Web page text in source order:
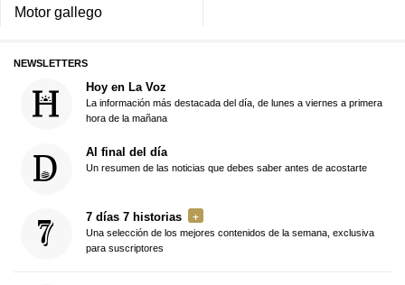
Motor gallego
NEWSLETTERS
Hoy en La Voz
La información más destacada del día, de lunes a viernes a primera
hora de la mañana
Al final del día
Un resumen de las noticias que debes saber antes de acostarte
7 días 7 historias
Una selección de los mejores contenidos de la semana, exclusiva
para suscriptores